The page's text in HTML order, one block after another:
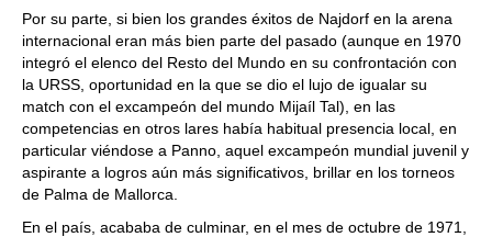
Por su parte, si bien los grandes éxitos de Najdorf en la arena
internacional eran más bien parte del pasado (aunque en 1970
integró el elenco del Resto del Mundo en su confrontación con
la URSS, oportunidad en la que se dio el lujo de igualar su
match con el excampeón del mundo Mijaíl Tal), en las
competencias en otros lares había habitual presencia local, en
particular viéndose a Panno, aquel excampeón mundial juvenil y
aspirante a logros aún más significativos, brillar en los torneos
de Palma de Mallorca.
En el país, acababa de culminar, en el mes de octubre de 1971,